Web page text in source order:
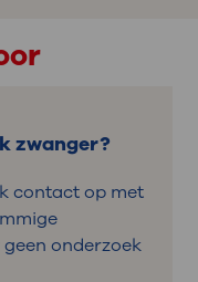
zwanger?
contact op met
onderzoek